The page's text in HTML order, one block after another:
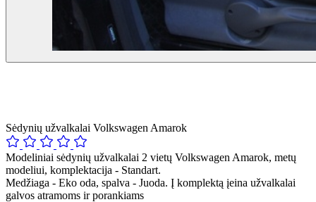
Sėdynių užvalkalai Volkswagen Amarok
Modeliniai sėdynių užvalkalai 2 vietų Volkswagen Amarok, metų
modeliui, komplektacija - Standart.
Medžiaga - Eko oda, spalva - Juoda. Į komplektą įeina užvalkalai
galvos atramoms ir porankiams